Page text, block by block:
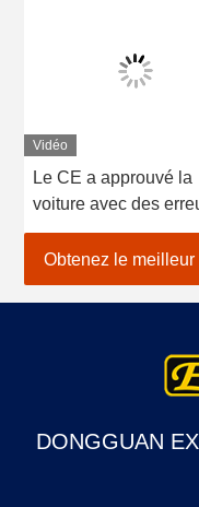
Vidéo
Le CE a approuvé la
voiture avec des
de l'hôtel 48V Trojan
2 chariots de golf de
compagnie
sièges
Obtenez le meilleur
DONGGUAN